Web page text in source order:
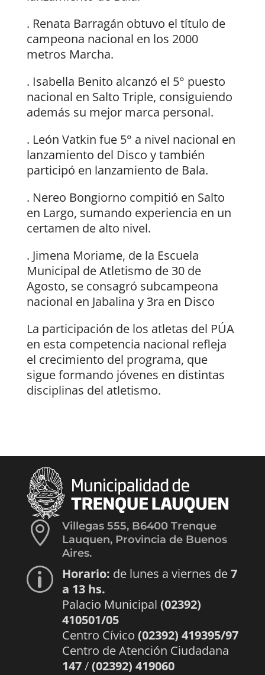
. Renata Barragán obtuvo el título de
campeona nacional en los 2000
metros Marcha.
. Isabella Benito alcanzó el 5° puesto
nacional en Salto Triple, consiguiendo
además su mejor marca personal.
. León Vatkin fue 5° a nivel nacional en
lanzamiento del Disco y también
participó en lanzamiento de Bala.
. Nereo Bongiorno compitió en Salto
en Largo, sumando experiencia en un
certamen de alto nivel.
. Jimena Moriame, de la Escuela
Municipal de Atletismo de 30 de
Agosto, se consagró subcampeona
nacional en Jabalina y 3ra en Disco
La participación de los atletas del PÚA
en esta competencia nacional refleja
el crecimiento del programa, que
sigue formando jóvenes en distintas
disciplinas del atletismo.

Villegas 555, B6400 Trenque
Lauquen, Provincia de Buenos
Aires.
p Horario: de lunes a viernes de7
a 13 hs.
Palacio Municipal (02392)
410501/05
Centro Cívico (02392) 419395/97
Centro de Atención Ciudadana
147/(02392) 419060